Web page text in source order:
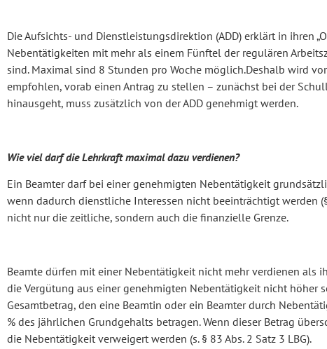
Die Aufsichts- und Dienstleistungsdirektion (ADD) erklärt in ihren
Nebentätigkeiten mit mehr als einem Fünftel der regulären
sind. Maximal sind 8 Stunden pro Woche möglich.Deshalb wird
empfohlen, vorab einen Antrag zu stellen – zunächst bei der
hinausgeht, muss zusätzlich von der ADD genehmigt werden.
Wie viel darf die Lehrkraft maximal dazu verdienen?
Ein Beamter darf bei einer genehmigten Nebentätigkeit
wenn dadurch dienstliche Interessen nicht beeinträchtigt werden
nicht nur die zeitliche, sondern auch die finanzielle Grenze.
Beamte dürfen mit einer Nebentätigkeit nicht mehr verdienen als
die Vergütung aus einer genehmigten Nebentätigkeit nicht höher
Gesamtbetrag, den eine Beamtin oder ein Beamter durch
% des jährlichen Grundgehalts betragen. Wenn dieser Betrag
die Nebentätigkeit verweigert werden (s. § 83 Abs. 2 Satz 3 LBG).